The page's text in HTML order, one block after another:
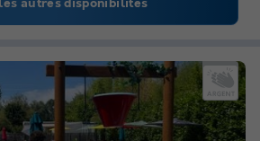
autres disponibilités